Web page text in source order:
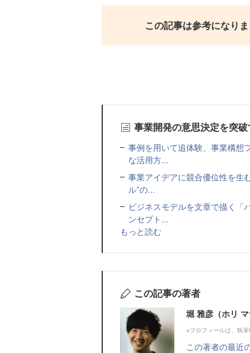
この記事は参考になり
事業開発の意思決定を突
事例を用いて追体験、事業構想
な活用方...
事業アイデアに競合優位性を生
ル”の...
ビジネスモデルを文章で描く
ンセプト...
もっと読む
この記事の著者
堀 雅彦（ホリ マ
※プロフィールは、執
この著者の最近